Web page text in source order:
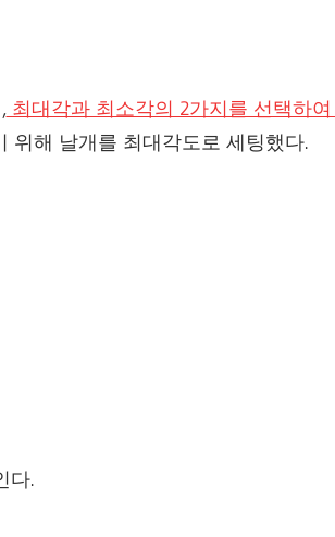
최대각과 최소각의 2가지를 선택하
위해 날개를 최대각도로 세팅했다.
다.